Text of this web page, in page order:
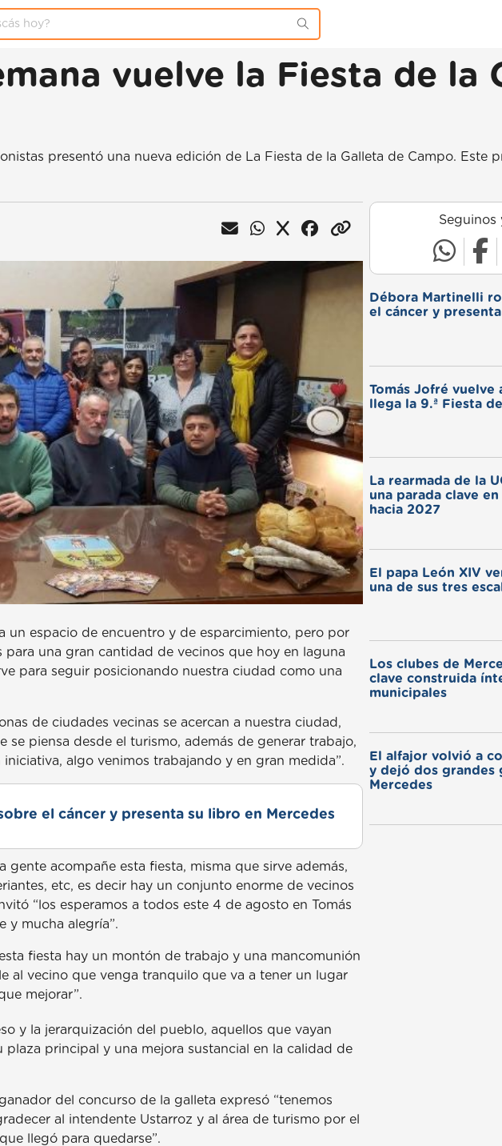
vuelve la Fiesta de la
presentó una nueva edición de La Fiesta de la Galleta de Campo. Este
un espacio de encuentro y de esparcimiento, pero por
una gran cantidad de vecinos que hoy en laguna
para seguir posicionando nuestra ciudad como una
de ciudades vecinas se acercan a nuestra ciudad,
piensa desde el turismo, además de generar trabajo,
algo venimos trabajando y en gran medida”.
el cáncer y presenta su libro en Mercedes
acompañe esta fiesta, misma que sirve además,
etc, es decir hay un conjunto enorme de vecinos
“los esperamos a todos este 4 de agosto en Tomás
y mucha alegría”.
fiesta hay un montón de trabajo y una mancomunión
al vecino que venga tranquilo que va a tener un lugar
mejorar”.
y la jerarquización del pueblo, aquellos que vayan
principal y una mejora sustancial en la calidad de
del concurso de la galleta expresó “tenemos
al intendente Ustarroz y al área de turismo por el
llegó para quedarse”.
Seguinos
Débora Martinelli
el cáncer y
Tomás Jofré vuelve
llega la 9.ª Fiesta
La rearmada de la
una parada clave
hacia 2027
El papa León XIV
una de sus tres
Los clubes de
clave construida
municipales
El alfajor volvió a
y dejó dos grandes
Mercedes